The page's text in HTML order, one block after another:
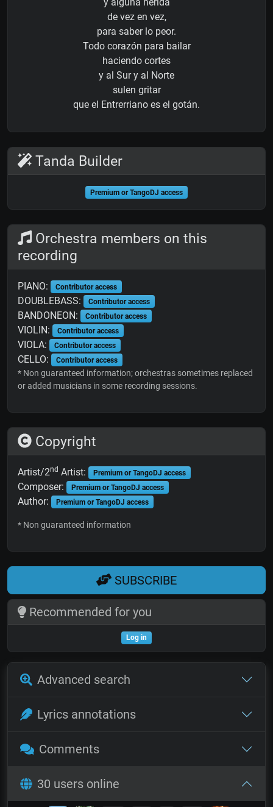
de vez en vez,
para saber lo peor.
Todo corazón para bailar
haciendo cortes
y al Sur y al Norte
sulen gritar
que el Entrerriano es el gotán.
Tanda Builder
Premium or TangoDJ access
Orchestra members on this
recording
PIANO: Contributor access
DOUBLEBASS: Contributor access
BANDONEON: Contributor access
VIOLIN: Contributor access
VIOLA: Contributor access
CELLO: Contributor access
* Non guaranteed information; orchestras sometimes replaced
or added musicians in some recording sessions.
Copyright
Artist/2nd Artist: Premium or TangoDJ access
Composer: Premium or TangoDJ access
Author: Premium or TangoDJ access
* Non guaranteed information
SUBSCRIBE
Recommended for you
Log in
Advanced search
Lyrics annotations
Comments
30 users online